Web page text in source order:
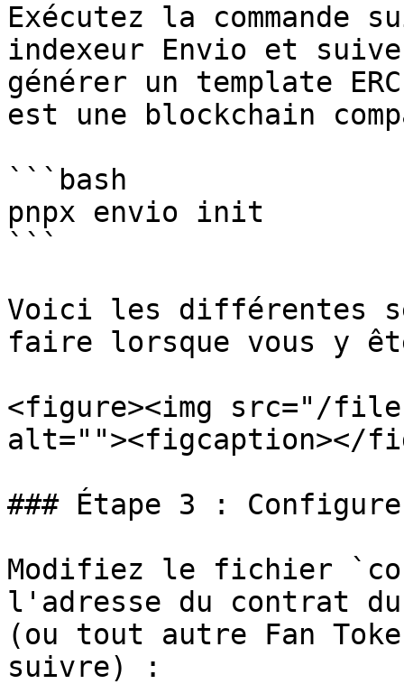
Exécutez la
indexeur Envio et
générer un template
est une blockchain
```bash
pnpx envio init
```
Voici les différentes
faire lorsque vous y
<figure><img src="/files/
alt=""><figcaption></
### Étape 3 :
Modifiez le fichier
l'adresse du contrat du
(ou tout autre Fan
suivre) :